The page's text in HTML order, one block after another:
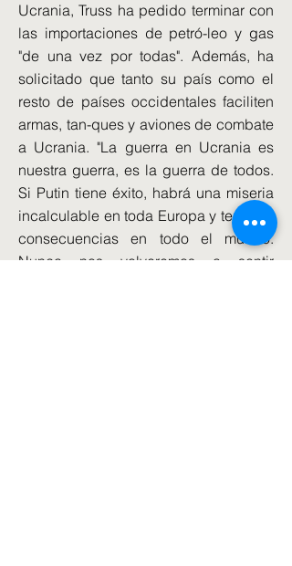
Ucrania, Truss ha pedido terminar con
las importaciones de petró-leo y gas
"de una vez por todas". Además, ha
solicitado que tanto su país como el
resto de países occidentales faciliten
armas, tan-ques y aviones de combate
a Ucrania. "La guerra en Ucrania es
nuestra guerra, es la guerra de todos.
Si Putin tiene éxito, habrá una miseria
incalculable en toda Europa y terribles
consecuencias en todo el mundo.
Nunca nos volveremos a sentir